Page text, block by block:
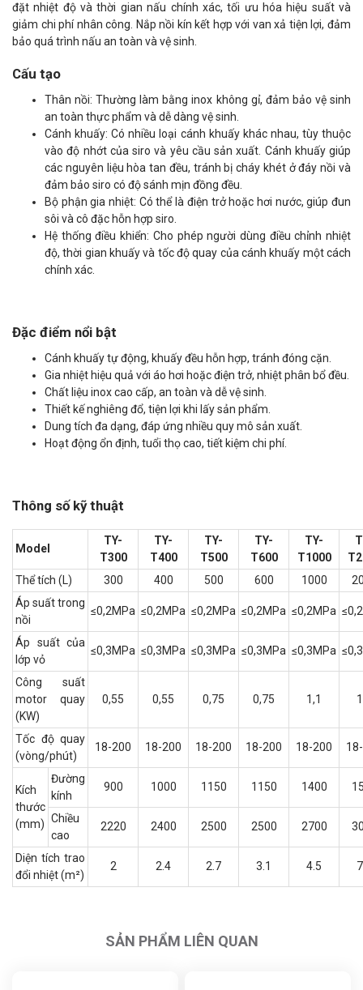
đặt nhiệt độ và thời gian nấu chính xác, tối ưu hóa hiệu suất và
giảm chi phí nhân công. Nắp nồi kín kết hợp với van xả tiện lợi, đảm
bảo quá trình nấu an toàn và vệ sinh.
Cấu tạo
Thân nồi: Thường làm bằng inox không gỉ, đảm bảo vệ sinh
an toàn thực phẩm và dễ dàng vệ sinh.
Cánh khuấy: Có nhiều loại cánh khuấy khác nhau, tùy thuộc
vào độ nhớt của siro và yêu cầu sản xuất. Cánh khuấy giúp
các nguyên liệu hòa tan đều, tránh bị cháy khét ở đáy nồi và
đảm bảo siro có độ sánh mịn đồng đều.
Bộ phận gia nhiệt: Có thể là điện trở hoặc hơi nước, giúp đun
sôi và cô đặc hỗn hợp siro.
Hệ thống điều khiển: Cho phép người dùng điều chỉnh nhiệt
độ, thời gian khuấy và tốc độ quay của cánh khuấy một cách
chính xác.
Đặc điểm nổi bật
Cánh khuấy tự động, khuấy đều hỗn hợp, tránh đóng cặn.
Gia nhiệt hiệu quả với áo hơi hoặc điện trở, nhiệt phân bổ đều.
Chất liệu inox cao cấp, an toàn và dễ vệ sinh.
Thiết kế nghiêng đổ, tiện lợi khi lấy sản phẩm.
Dung tích đa dạng, đáp ứng nhiều quy mô sản xuất.
Hoạt động ổn định, tuổi thọ cao, tiết kiệm chi phí.
Thông số kỹ thuật
Model
TY-
T300
TY-
T400
TY-
T500
TY-
T600
TY-
T1000
Thể tích (L)
300 400 500 600 1000
Áp suất trong
nồi
≤0,2MPa ≤0,2MPa ≤0,2MPa ≤0,2MPa ≤0,2MPa
Áp suất của
lớp vỏ
≤0,3MPa ≤0,3MPa ≤0,3MPa ≤0,3MPa ≤0,3MPa
Công suất
motor quay
(KW)
0,55 0,55 0,75 0,75 1,1
Tốc độ quay
(vòng/phút)
18-200 18-200 18-200 18-200 18-200
Kích
thước
(mm)
Đường
kính
900 1000 1150 1150 1400
Chiều
cao
2220 2400 2500 2500 2700
Diện tích trao
đổi nhiệt (m²)
2 2.4 2.7 3.1 4.5
SẢN PHẨM LIÊN QUAN